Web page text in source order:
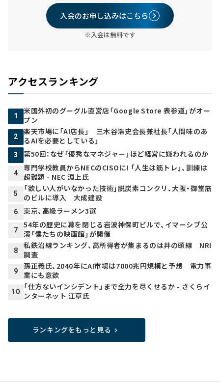
入会のお申し込みはこちら
※入会は無料です
アクセスランキング
1
米国外初のグーグル直営店「Google Store 表参道」がオー
プン
2
楽天市場に「AI店長」 三木谷浩史会長兼社長「人間味のあ
るAIを必要としている」
3 第50回：なぜ「優秀なマネジャー」ほど経営に嫌われるのか
4
専門学校教員からNECのCISOに! 「人生は筋トレ」、訓練は
超難題 - NEC 淵上氏
5
「欲しい人がいなかった技術」脱炭素コンクリ、大阪・御堂筋
のビルに導入 大成建設
6 東京、高級ラーメン3選
7
54年の歴史に幕を閉じる岩波神保町ビルで、イマーシブ公
演「僕たちの映画館」が開催
8
私鉄沿線ランキング、高所得者が集まるのは井の頭線 NRI
調査
9
孫正義氏、2040年にAI市場は7000兆円規模と予想 電力事
業にも意欲
10
「仕方ないインシデント」まで全力を尽くせるか - さくらイ
ンターネット 江草氏
ランキングをもっと見る